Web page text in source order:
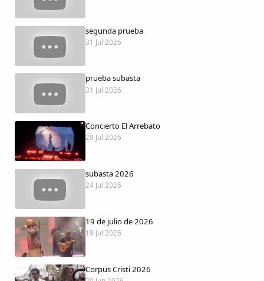
Dichos
Cancionero Local
Apodos
Peñas
La palra
Modo oscuro
segunda prueba
31 Jul 2026
prueba subasta
31 Jul 2026
Concierto El Arrebato
28 Jul 2026
subasta 2026
24 Jul 2026
19 de julio de 2026
19 Jul 2026
Corpus Cristi 2026